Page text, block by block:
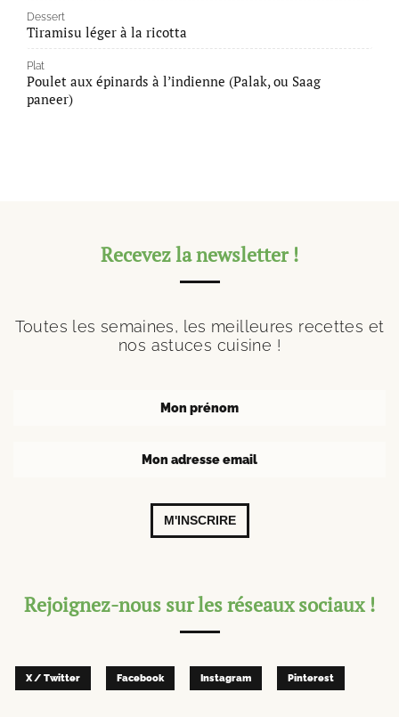
Dessert
Tiramisu léger à la ricotta
Plat
Poulet aux épinards à l’indienne (Palak, ou Saag
paneer)
Recevez la newsletter !
Toutes les semaines, les meilleures recettes et
nos astuces cuisine !
M'INSCRIRE
Rejoignez-nous sur les réseaux sociaux !
X / Twitter Facebook Instagram Pinterest